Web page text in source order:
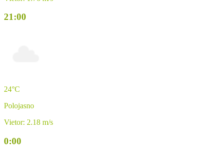
21:00
24°C
Polojasno
Vietor: 2.18 m/s
0:00